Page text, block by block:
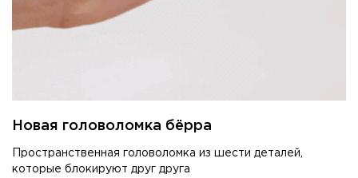
Новая головоломка бёрра
Пространственная головоломка из шести деталей,
которые блокируют друг друга